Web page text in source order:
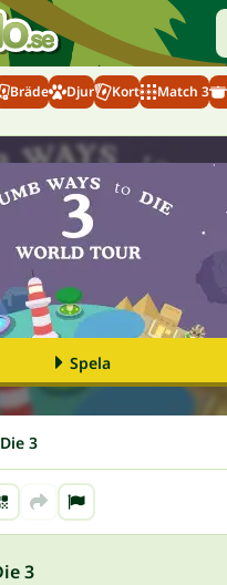
Bräde Djur Kort Match 3
Spela
3
3